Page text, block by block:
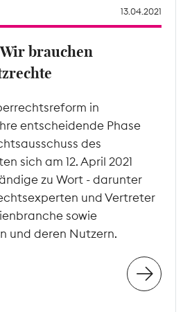
13.04.2021
brauchen
in
entscheidende Phase
des
sich am 12. April 2021
zu Wort - darunter
und Vertreter
sowie
und deren Nutzern.